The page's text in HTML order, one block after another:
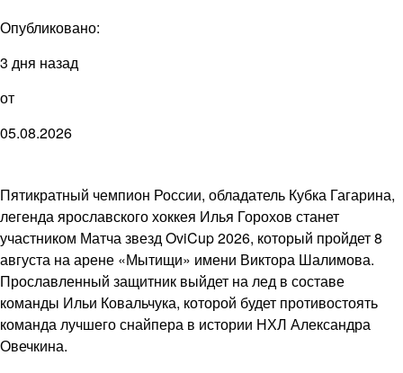
Опубликовано:
3 дня назад
от
05.08.2026
Пятикратный чемпион России, обладатель Кубка Гагарина,
легенда ярославского хоккея Илья Горохов станет
участником Матча звезд OviCup 2026, который пройдет 8
августа на арене «Мытищи» имени Виктора Шалимова.
Прославленный защитник выйдет на лед в составе
команды Ильи Ковальчука, которой будет противостоять
команда лучшего снайпера в истории НХЛ Александра
Овечкина.